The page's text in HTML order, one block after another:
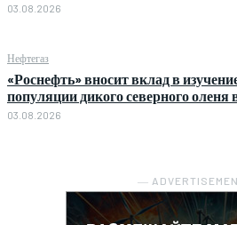
03.08.2026
Нефтегаз
«Роснефть» вносит вклад в
популяции дикого северного оленя
03.08.2026
―